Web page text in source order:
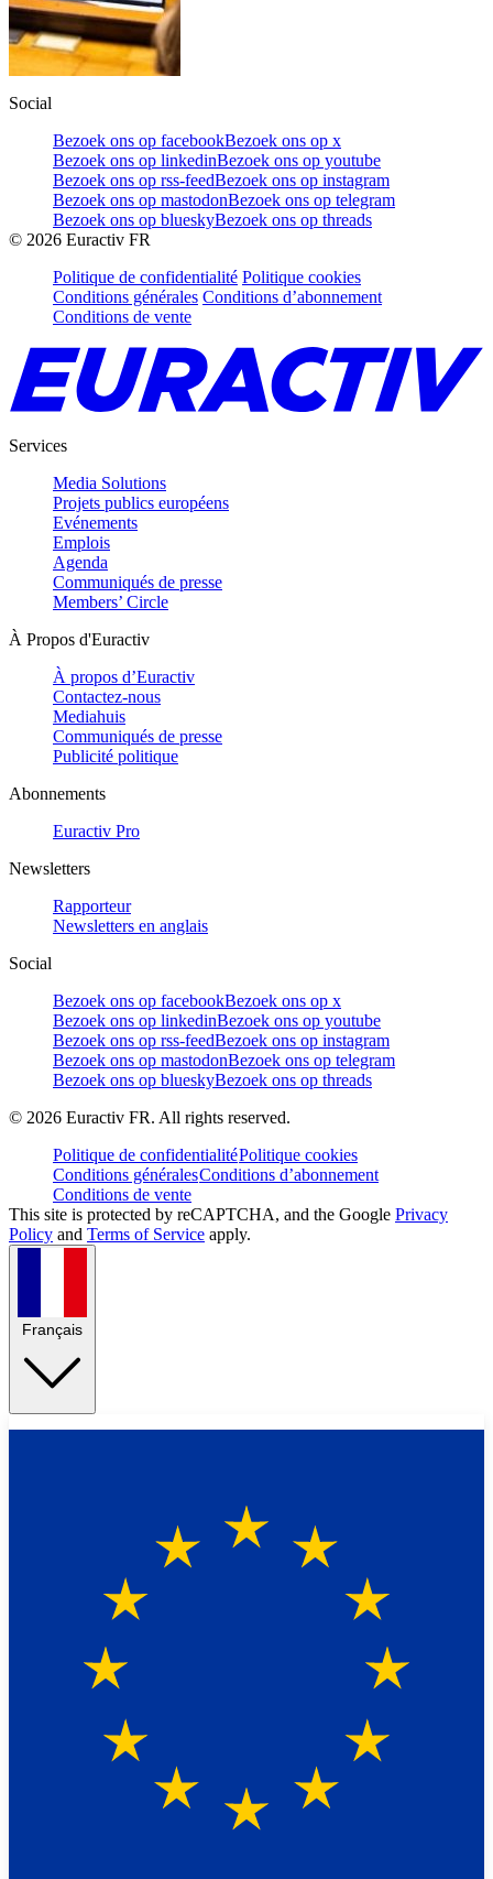
Social
Bezoek ons op facebookBezoek ons op x
Bezoek ons op linkedinBezoek ons op youtube
Bezoek ons op rss-feedBezoek ons op instagram
Bezoek ons op mastodonBezoek ons op telegram
Bezoek ons op blueskyBezoek ons op threads
© 2026 Euractiv FR
Politique de confidentialité Politique cookies
Conditions générales Conditions d’abonnement
Conditions de vente
Services
Media Solutions
Projets publics européens
Evénements
Emplois
Agenda
Communiqués de presse
Members’ Circle
À Propos d'Euractiv
À propos d’Euractiv
Contactez-nous
Mediahuis
Communiqués de presse
Publicité politique
Abonnements
Euractiv Pro
Newsletters
Rapporteur
Newsletters en anglais
Social
Bezoek ons op facebookBezoek ons op x
Bezoek ons op linkedinBezoek ons op youtube
Bezoek ons op rss-feedBezoek ons op instagram
Bezoek ons op mastodonBezoek ons op telegram
Bezoek ons op blueskyBezoek ons op threads
© 2026 Euractiv FR. All rights reserved.
Politique de confidentialitéPolitique cookies
Conditions généralesConditions d’abonnement
Conditions de vente
This site is protected by reCAPTCHA, and the Google Privacy
Policy and Terms of Service apply.
Français